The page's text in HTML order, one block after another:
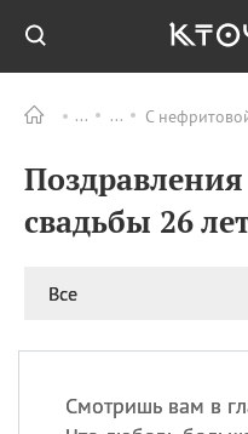
С
свадьбы 26
Все
Смотришь вам в